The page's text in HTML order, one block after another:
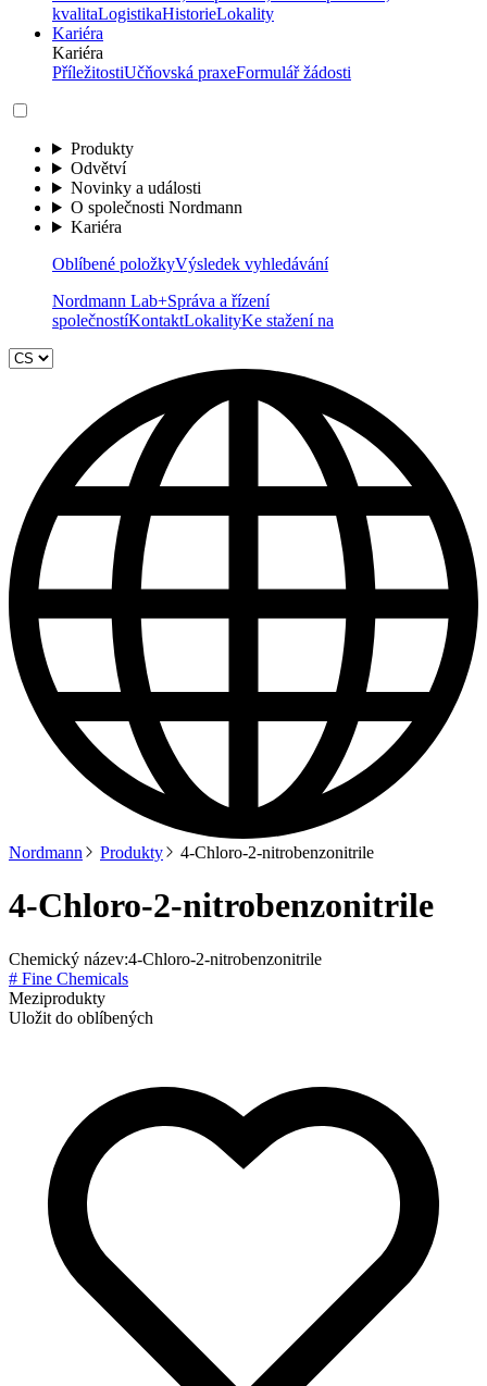
kvalitaLogistikaHistorieLokality
Kariéra
Kariéra
PříležitostiUčňovská praxeFormulář žádosti
Produkty
Odvětví
Novinky a události
O společnosti Nordmann
Kariéra
Oblíbené položkyVýsledek vyhledávání
Nordmann Lab+Správa a řízení
společnostíKontaktLokalityKe stažení na
Nordmann Produkty 4-Chloro-2-nitrobenzonitrile
4-Chloro-2-nitrobenzonitrile
Chemický název:4-Chloro-2-nitrobenzonitrile
# Fine Chemicals
Meziprodukty
Uložit do oblíbených